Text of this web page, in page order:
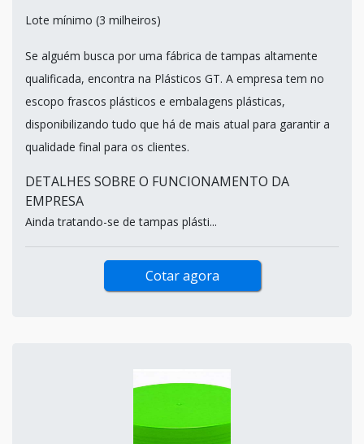
Lote mínimo (3 milheiros)
Se alguém busca por uma fábrica de tampas altamente
qualificada, encontra na Plásticos GT. A empresa tem no
escopo frascos plásticos e embalagens plásticas,
disponibilizando tudo que há de mais atual para garantir a
qualidade final para os clientes.
DETALHES SOBRE O FUNCIONAMENTO DA
EMPRESA
Ainda tratando-se de tampas plásti...
Cotar agora